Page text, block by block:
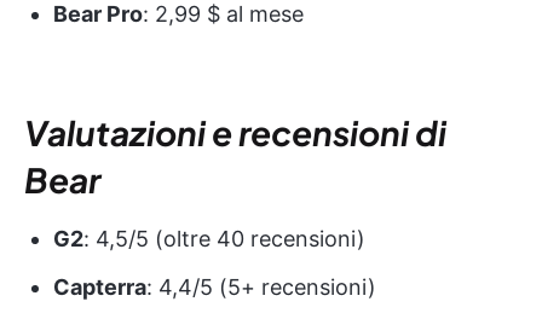
Bear Pro: 2,99 $ al mese
Valutazioni e recensioni di
Bear
G2: 4,5/5 (oltre 40 recensioni)
Capterra: 4,4/5 (5+ recensioni)